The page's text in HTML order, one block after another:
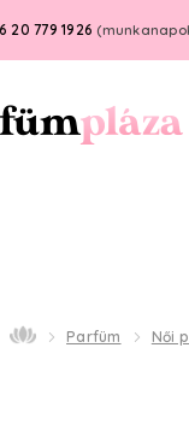
779 1926
Parfüm Női